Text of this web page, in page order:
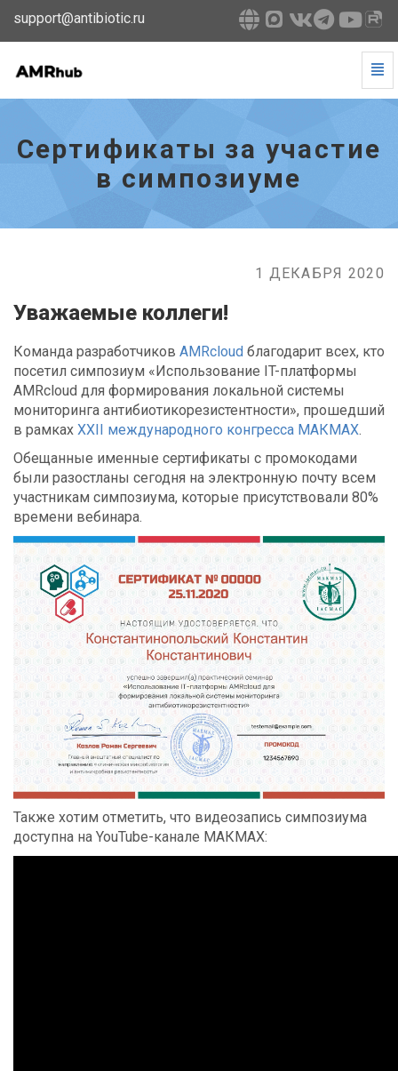
support@antibiotic.ru
Сертификаты
в
симпозиуме
Сертификаты за участие
в симпозиуме
1 ДЕКАБРЯ 2020
Уважаемые коллеги!
Команда разработчиков AMRcloud благодарит всех, кто
посетил симпозиум «Использование IT-платформы
AMRcloud для формирования локальной системы
мониторинга антибиотикорезистентности», прошедший
в рамках XXII международного конгресса МАКМАХ.
Обещанные именные сертификаты с промокодами
были разостланы сегодня на электронную почту всем
участникам симпозиума, которые присутствовали 80%
времени вебинара.
Также хотим отметить, что видеозапись симпозиума
доступна на YouTube-канале МАКМАХ: